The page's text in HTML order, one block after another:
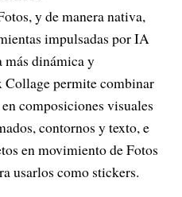
y de manera nativa,
impulsadas por IA
más dinámica y
permite combinar
composiciones visuales
contornos y texto, e
en movimiento de Fotos
usarlos como stickers.